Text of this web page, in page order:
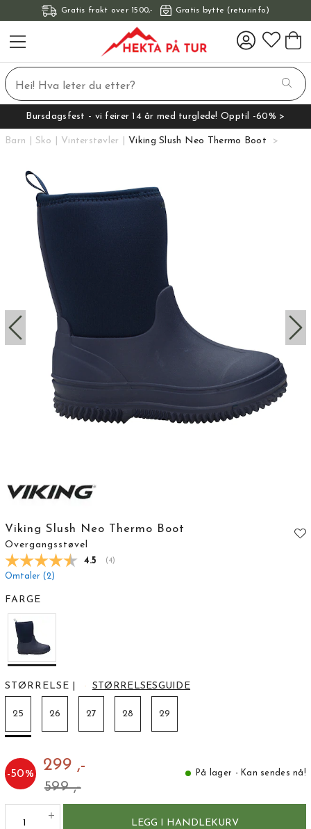
Gratis frakt over 1500,- Gratis bytte (returinfo)
Bursdagsfest - vi feirer 14 år med turglede! Opptil -60% >
Barn Sko Vinterstøvler Viking Slush Neo Thermo Boot
Viking Slush Neo Thermo Boot
Overgangsstøvel
Gjennomsnittskarakter:
4.5 (stemmer:
4)
Omtaler (2)
FARGE
STØRRELSE STØRRELSESGUIDE
25 26 27 28 29
-50% 299 ,-
599 ,-
På lager - Kan sendes nå!
LEGG I HANDLEKURV